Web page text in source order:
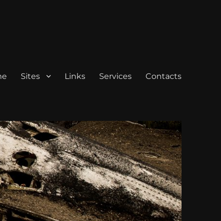
Sites Links Services Contacts